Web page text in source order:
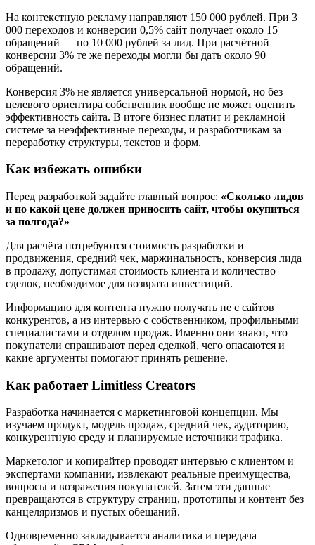
На контекстную рекламу направляют 150 000 рублей. При 3
000 переходов и конверсии 0,5% сайт получает около 15
обращений — по 10 000 рублей за лид. При расчётной
конверсии 3% те же переходы могли бы дать около 90
обращений.
Конверсия 3% не является универсальной нормой, но без
целевого ориентира собственник вообще не может оценить
эффективность сайта. В итоге бизнес платит и рекламной
системе за неэффективные переходы, и разработчикам за
переработку структуры, текстов и форм.
Как избежать ошибки
Перед разработкой задайте главный вопрос: «Сколько лидов
и по какой цене должен приносить сайт, чтобы окупиться
за полгода?»
Для расчёта потребуются стоимость разработки и
продвижения, средний чек, маржинальность, конверсия лида
в продажу, допустимая стоимость клиента и количество
сделок, необходимое для возврата инвестиций.
Информацию для контента нужно получать не с сайтов
конкурентов, а из интервью с собственником, профильными
специалистами и отделом продаж. Именно они знают, что
покупатели спрашивают перед сделкой, чего опасаются и
какие аргументы помогают принять решение.
Как работает Limitless Creators
Разработка начинается с маркетинговой концепции. Мы
изучаем продукт, модель продаж, средний чек, аудиторию,
конкурентную среду и планируемые источники трафика.
Маркетолог и копирайтер проводят интервью с клиентом и
экспертами компании, извлекают реальные преимущества,
вопросы и возражения покупателей. Затем эти данные
превращаются в структуру страниц, прототипы и контент без
канцеляризмов и пустых обещаний.
Одновременно закладывается аналитика и передача